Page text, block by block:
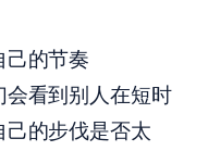
己的节奏
看到别人在短时
的步伐是否太